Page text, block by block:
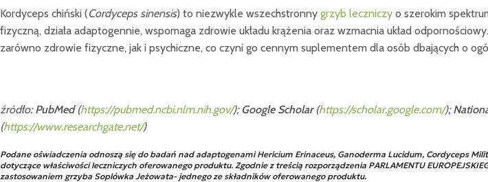
Kordyceps chiński (Cordyceps sinensis) to niezwykle wszechstronny grzyb leczniczy o szerokim
fizyczną, działa adaptogennie, wspomaga zdrowie układu krążenia oraz wzmacnia układ
zarówno zdrowie fizyczne, jak i psychiczne, co czyni go cennym suplementem dla osób dbających o
źródło:PubMed(https://pubmed.ncbi.nlm.nih.gov/);Google Scholar(https://scholar.google.com/);
(https://www.researchgate.net/)
Podane oświadczenia odnoszą się do badań nad adaptogenami Hericium Erinaceus, Ganoderma Lucidum, Cordyceps
dotyczące właściwości leczniczych oferowanego produktu. Zgodnie z treścią rozporządzenia PARLAMENTU
zastosowaniem grzyba Soplówka Jeżowata- jednego ze składników oferowanego produktu.